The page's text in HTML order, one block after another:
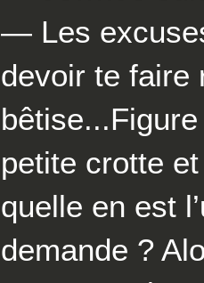
— Les
devoir te faire
petite crotte
quelle en est
demande ?